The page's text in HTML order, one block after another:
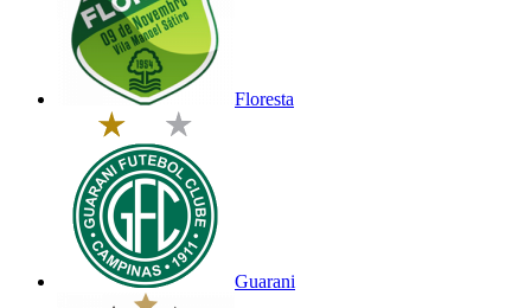
Floresta
Guarani